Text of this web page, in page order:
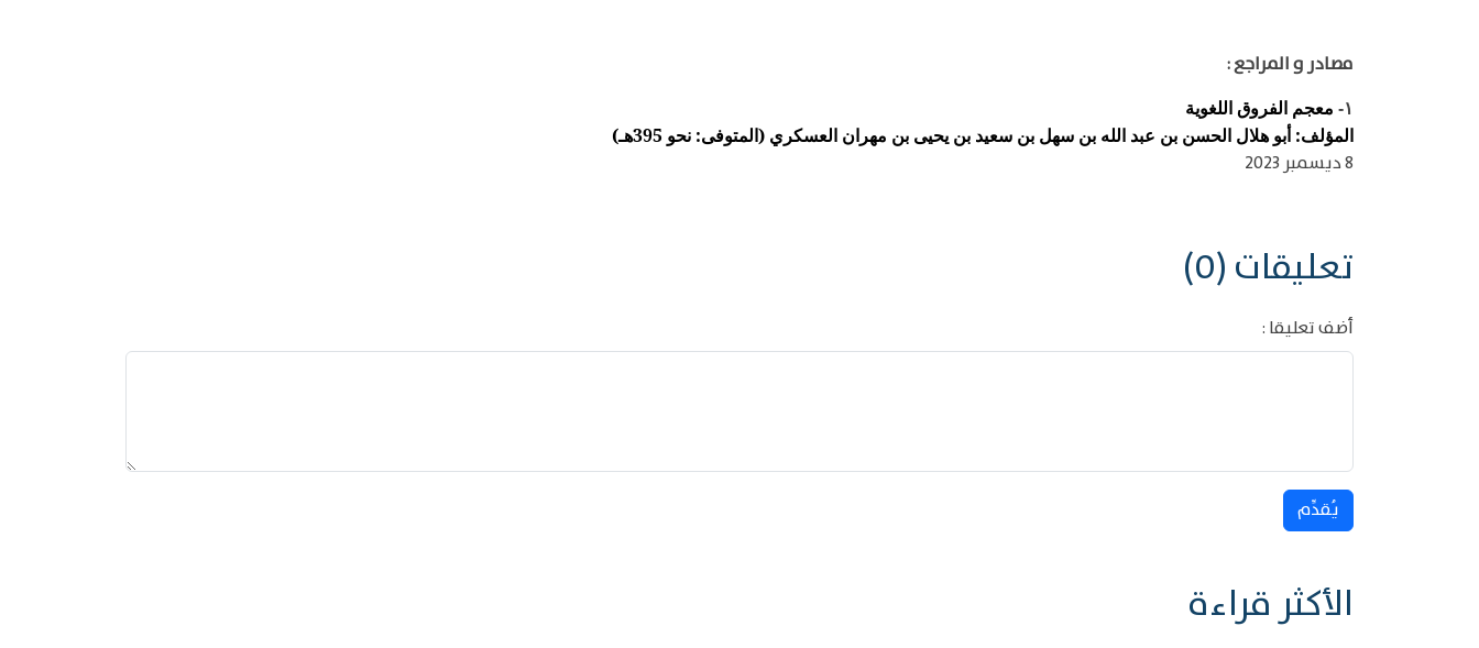
مصادر و المراجع :
١-
معجم الفروق اللغوية
المؤلف: أبو هلال الحسن بن عبد الله بن سهل بن سعيد بن يحيى بن مهران العسكري (المتوفى: نحو 395هـ)
8 ديسمبر 2023
تعليقات (0)
أضف تعليقا :
يُقدِّم
الأكثر قراءة